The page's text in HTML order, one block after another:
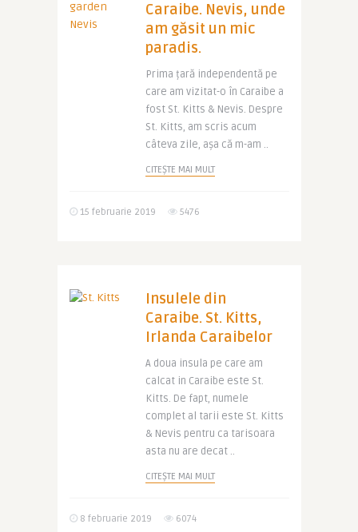
Caraibe. Nevis, unde
am găsit un mic
paradis.
Prima țară independentă pe
care am vizitat-o în Caraibe a
fost St. Kitts & Nevis. Despre
St. Kitts, am scris acum
câteva zile, așa că m-am ..
CITEȘTE MAI MULT
15 februarie 2019 5476
Insulele din
Caraibe. St. Kitts,
Irlanda Caraibelor
A doua insula pe care am
calcat in Caraibe este St.
Kitts. De fapt, numele
complet al tarii este St. Kitts
& Nevis pentru ca tarisoara
asta nu are decat ..
CITEȘTE MAI MULT
8 februarie 2019 6074